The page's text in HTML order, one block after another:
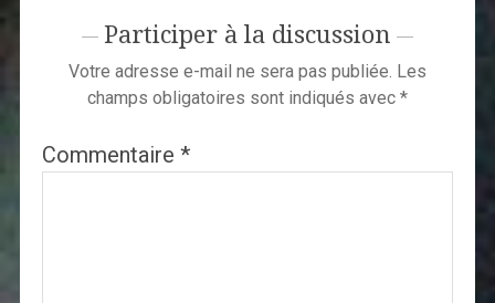
Participer à la discussion
Votre adresse e-mail ne sera pas publiée. Les
champs obligatoires sont indiqués avec *
Commentaire *